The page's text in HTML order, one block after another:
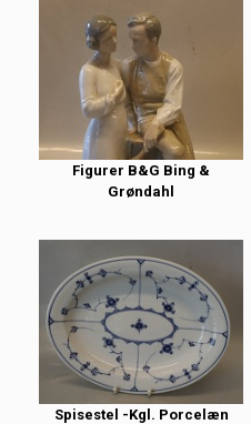
Figurer B&G Bing &
Grøndahl
Spisestel -Kgl. Porcelæn